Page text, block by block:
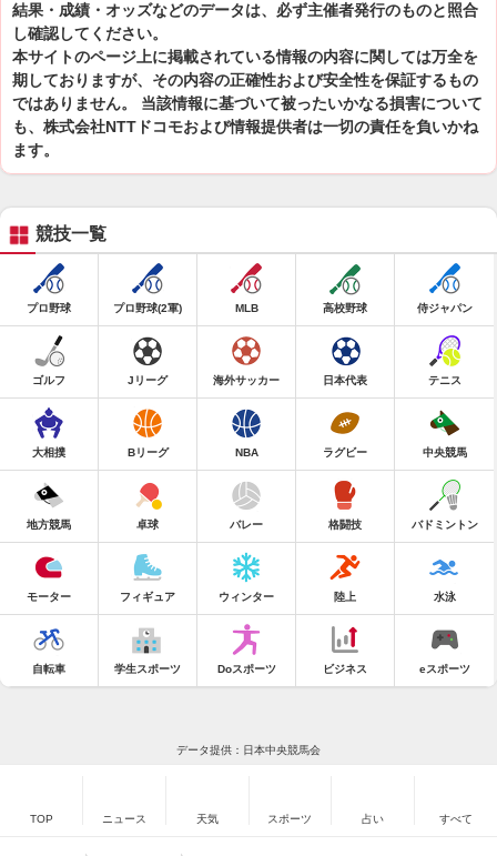
結果・成績・オッズなどのデータは、必ず主催者発行のものと照合
し確認してください。
本サイトのページ上に掲載されている情報の内容に関しては万全を
期しておりますが、その内容の正確性および安全性を保証するもの
ではありません。 当該情報に基づいて被ったいかなる損害について
も、株式会社NTTドコモおよび情報提供者は一切の責任を負いかね
ます。
競技一覧
プロ野球 プロ野球(2軍) MLB 高校野球 侍ジャパン
ゴルフ Jリーグ 海外サッカー 日本代表 テニス
大相撲 Bリーグ NBA ラグビー 中央競馬
地方競馬 卓球 バレー 格闘技 バドミントン
モーター フィギュア ウィンター 陸上 水泳
自転車 学生スポーツ Doスポーツ ビジネス eスポーツ
データ提供：日本中央競馬会
TOP ニュース 天気 スポーツ 占い すべて